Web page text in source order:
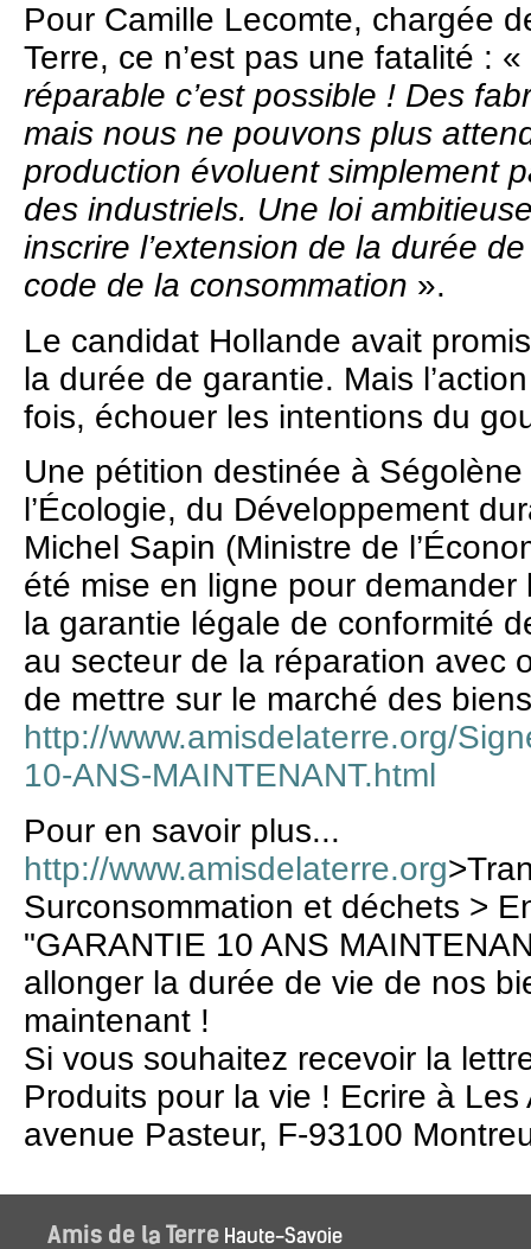
Pour Camille Lecomte, chargée
Terre, ce n’est pas une fatalité : «
réparable c’est possible ! Des
mais nous ne pouvons plus
production évoluent simplement
des industriels. Une loi
inscrire l’extension de la durée
code de la consommation ».
Le candidat Hollande avait
la durée de garantie. Mais
fois, échouer les intentions du
Une pétition destinée à
l’Écologie, du Développement
Michel Sapin (Ministre de
été mise en ligne pour demander
la garantie légale de conformité
au secteur de la réparation avec
de mettre sur le marché des
http://www.amisdelaterre.org/
10-ANS-MAINTENANT.html
Pour en savoir plus...
http://www.amisdelaterre.org
Surconsommation et déchets >
"GARANTIE 10 ANS
allonger la durée de vie de nos
maintenant !
Si vous souhaitez recevoir la
Produits pour la vie ! Ecrire à
avenue Pasteur, F-93100